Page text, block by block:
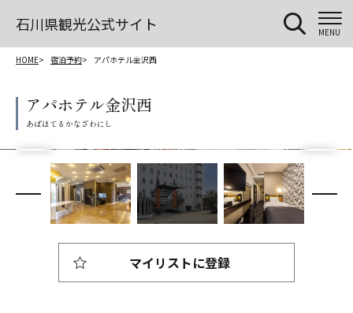
石川県観光公式サイト MENU
HOME 宿泊予約 アパホテル金沢西
アパホテル金沢西
マイリストに登録